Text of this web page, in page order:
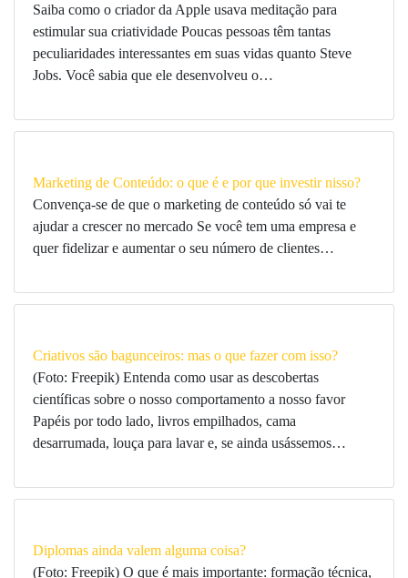
Saiba como o criador da Apple usava meditação para
estimular sua criatividade Poucas pessoas têm tantas
peculiaridades interessantes em suas vidas quanto Steve
Jobs. Você sabia que ele desenvolveu o…
Marketing de Conteúdo: o que é e por que investir nisso?
Convença-se de que o marketing de conteúdo só vai te
ajudar a crescer no mercado Se você tem uma empresa e
quer fidelizar e aumentar o seu número de clientes…
Criativos são bagunceiros: mas o que fazer com isso?
(Foto: Freepik) Entenda como usar as descobertas
científicas sobre o nosso comportamento a nosso favor
Papéis por todo lado, livros empilhados, cama
desarrumada, louça para lavar e, se ainda usássemos…
Diplomas ainda valem alguma coisa?
(Foto: Freepik) O que é mais importante: formação técnica,